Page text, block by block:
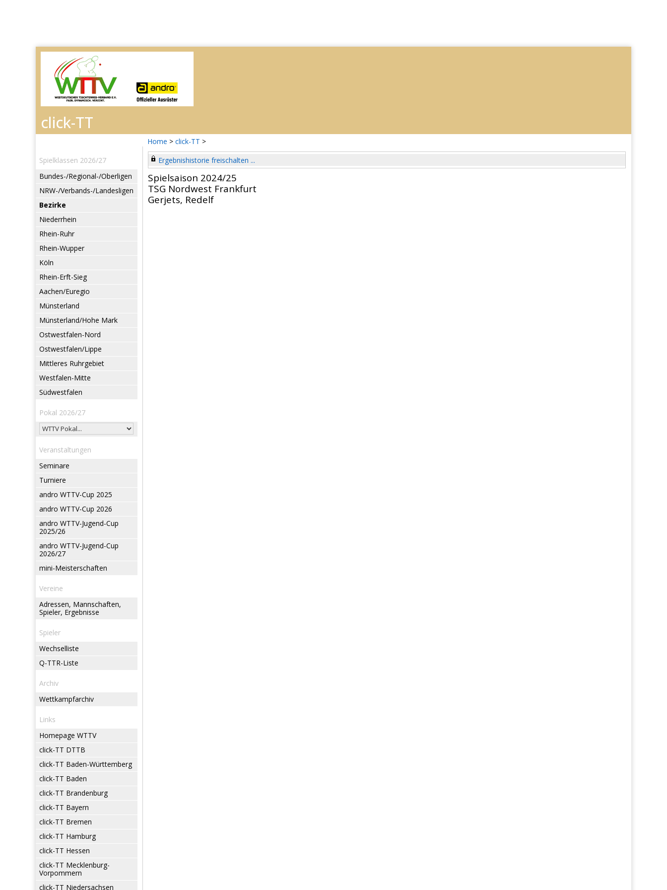
Home > click-TT >
Spielklassen 2026/27
Bundes-/Regional-/Oberligen
NRW-/Verbands-/Landesligen
Bezirke
Niederrhein
Rhein-Ruhr
Rhein-Wupper
Köln
Rhein-Erft-Sieg
Aachen/Euregio
Münsterland
Münsterland/Hohe Mark
Ostwestfalen-Nord
Ostwestfalen/Lippe
Mittleres Ruhrgebiet
Westfalen-Mitte
Südwestfalen
Pokal 2026/27
Veranstaltungen
Seminare
Turniere
andro WTTV-Cup 2025
andro WTTV-Cup 2026
andro WTTV-Jugend-Cup
2025/26
andro WTTV-Jugend-Cup
2026/27
mini-Meisterschaften
Vereine
Adressen, Mannschaften,
Spieler, Ergebnisse
Spieler
Wechselliste
Q-TTR-Liste
Archiv
Wettkampfarchiv
Links
Homepage WTTV
click-TT DTTB
click-TT Baden-Württemberg
click-TT Baden
click-TT Brandenburg
click-TT Bayern
click-TT Bremen
click-TT Hamburg
click-TT Hessen
click-TT Mecklenburg-
Vorpommern
click-TT Niedersachsen
Ergebnishistorie freischalten ...
Spielsaison 2024/25
TSG Nordwest Frankfurt
Gerjets, Redelf